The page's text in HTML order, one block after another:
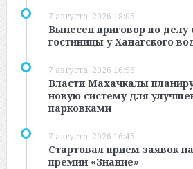
7 августа, 2026 18:05
Вынесен приговор по делу
гостиницы у Ханагского
7 августа, 2026 16:55
Власти Махачкалы
новую систему для
парковками
7 августа, 2026 16:45
Стартовал прием заявок
премии «Знание»